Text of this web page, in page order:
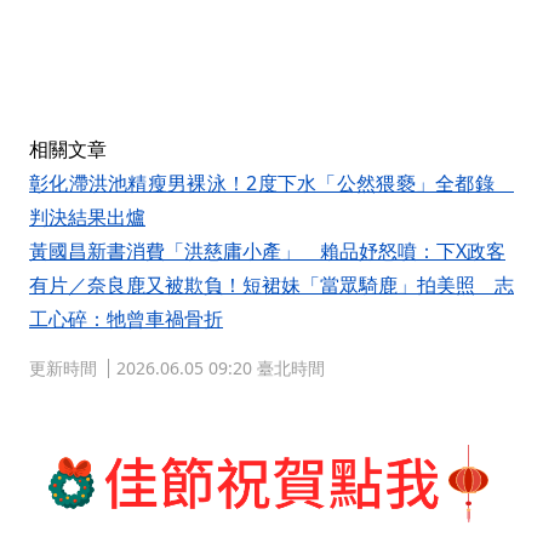
相關文章
彰化滯洪池精瘦男裸泳！2度下水「公然猥褻」全都錄
判決結果出爐
黃國昌新書消費「洪慈庸小產」 賴品妤怒噴：下X政客
有片／奈良鹿又被欺負！短裙妹「當眾騎鹿」拍美照 志
工心碎：牠曾車禍骨折
更新時間 2026.06.05 09:20 臺北時間